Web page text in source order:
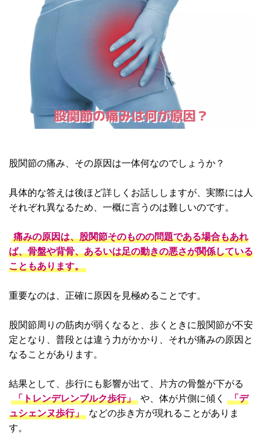
股関節の痛みは何が原因？
股関節の痛み、その原因は一体何なのでしょうか？
具体的な答えは後ほど詳しくお話ししますが、実際には人
それぞれ異なるため、一概に言うのは難しいのです。
痛みの原因は、股関節そのものの問題である場合もあれ
ば、骨盤や背骨、あるいは足の動きの悪さが関係している
こともあります。
重要なのは、正確に原因を見極めることです。
股関節周りの筋肉が弱くなると、歩くときに股関節が不安
定となり、普段とは違う力がかかり、それが痛みの原因と
なることがあります。
結果として、歩行にも影響が出て、片方の骨盤が下がる
「トレンデレンブルク歩行」 や、体が片側に傾く
「デ
ュシェンヌ歩行」 などの歩き方が現れることがありま
す。